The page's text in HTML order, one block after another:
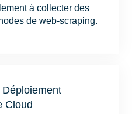
à collecter des
de web-scraping.
Cloud